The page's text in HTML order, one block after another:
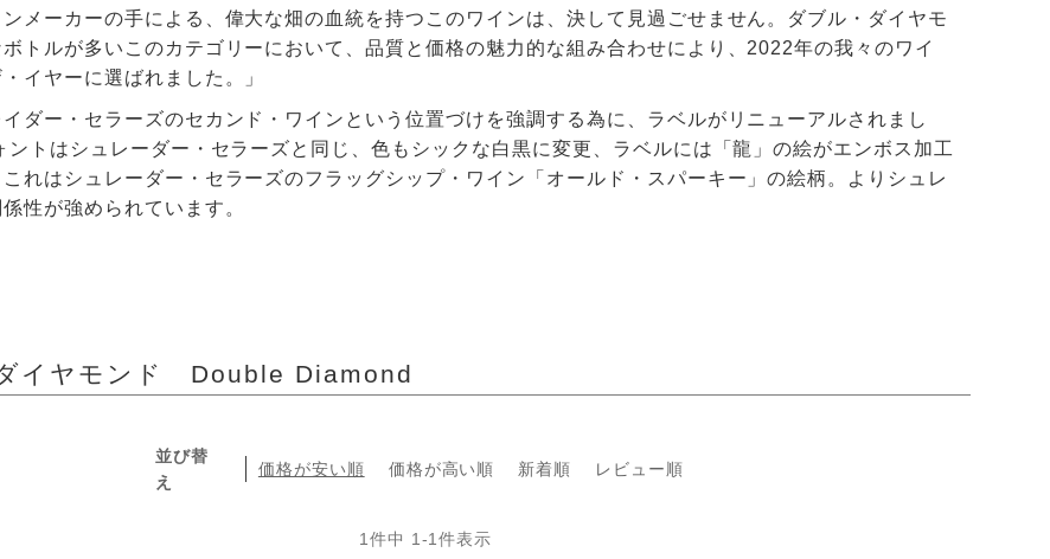
ンメーカーの手による、偉大な畑の血統を持つこのワインは、決して見過ごせません。ダブル・ダイヤモ
トルが多いこのカテゴリーにおいて、品質と価格の魅力的な組み合わせにより、2022年の我々のワイ
イヤーに選ばれました。」
イダー・セラーズのセカンド・ワインという位置づけを強調する為に、ラベルがリニューアルされまし
ントはシュレーダー・セラーズと同じ、色もシックな白黒に変更、ラベルには「龍」の絵がエンボス加工
れはシュレーダー・セラーズのフラッグシップ・ワイン「オールド・スパーキー」の絵柄。よりシュレ
性が強められています。
イヤモンド Double Diamond
並び替
え
価格が安い順 価格が高い順 新着順 レビュー順
1 件中 1 -1件表示